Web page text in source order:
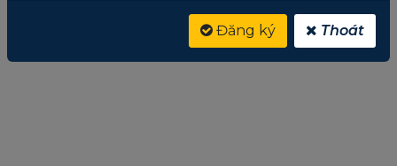
Đăng ký Thoát